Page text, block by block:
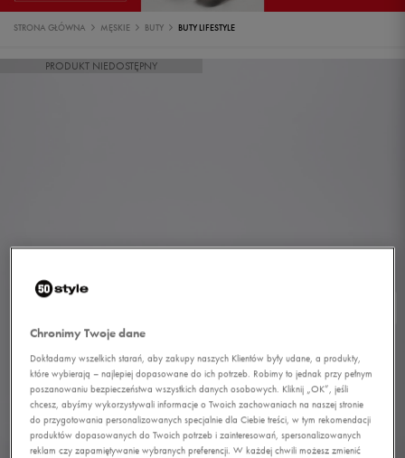
STRONA GŁÓWNA MĘSKIE BUTY BUTY LIFESTYLE
PRODUKT NIEDOSTĘPNY
Chronimy Twoje dane
Dokładamy wszelkich starań, aby zakupy naszych Klientów były udane, a produkty,
które wybierają – najlepiej dopasowane do ich potrzeb. Robimy to jednak przy pełnym
poszanowaniu bezpieczeństwa wszystkich danych osobowych. Kliknij „OK”, jeśli
chcesz, abyśmy wykorzystywali informacje o Twoich zachowaniach na naszej stronie
do przygotowania personalizowanych specjalnie dla Ciebie treści, w tym rekomendacji
produktów dopasowanych do Twoich potrzeb i zainteresowań, spersonalizowanych
reklam czy zapamiętywanie wybranych preferencji. W każdej chwili możesz zmienić